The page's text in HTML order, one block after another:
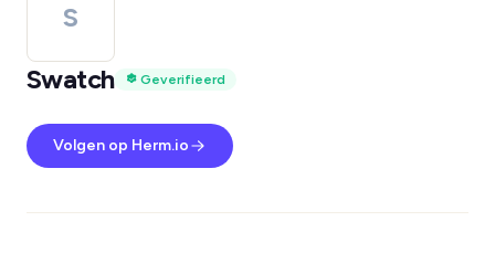
S
Swatch
Geverifieerd
Volgen op Herm.io